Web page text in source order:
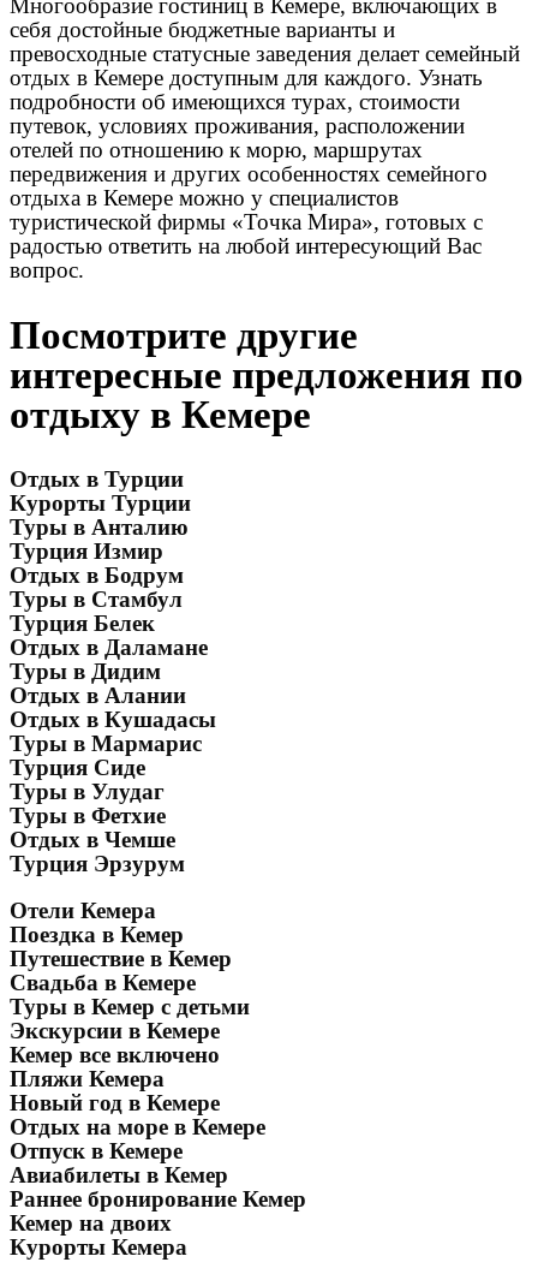
Многообразие гостиниц в Кемере, включающих в
себя достойные бюджетные варианты и
превосходные статусные заведения делает семейный
отдых в Кемере доступным для каждого. Узнать
подробности об имеющихся турах, стоимости
путевок, условиях проживания, расположении
отелей по отношению к морю, маршрутах
передвижения и других особенностях семейного
отдыха в Кемере можно у специалистов
туристической фирмы «Точка Мира», готовых с
радостью ответить на любой интересующий Вас
вопрос.
Посмотрите другие
интересные предложения по
отдыху в Кемере
Отдых в Турции
Курорты Турции
Туры в Анталию
Турция Измир
Отдых в Бодрум
Туры в Стамбул
Турция Белек
Отдых в Даламане
Туры в Дидим
Отдых в Алании
Отдых в Кушадасы
Туры в Мармарис
Турция Сиде
Туры в Улудаг
Туры в Фетхие
Отдых в Чемше
Турция Эрзурум
Отели Кемера
Поездка в Кемер
Путешествие в Кемер
Свадьба в Кемере
Туры в Кемер с детьми
Экскурсии в Кемере
Кемер все включено
Пляжи Кемера
Новый год в Кемере
Отдых на море в Кемере
Отпуск в Кемере
Авиабилеты в Кемер
Раннее бронирование Кемер
Кемер на двоих
Курорты Кемера